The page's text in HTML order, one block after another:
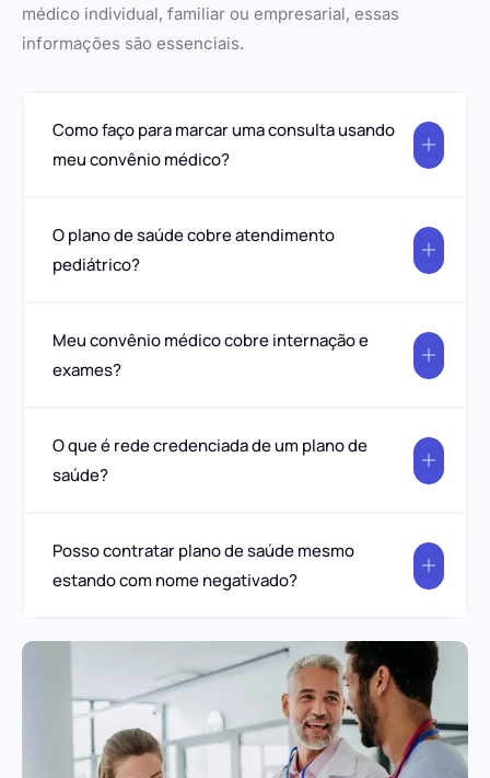
médico individual, familiar ou empresarial, essas
informações são essenciais.
Como faço para marcar uma consulta usando
meu convênio médico?
O plano de saúde cobre atendimento
pediátrico?
Meu convênio médico cobre internação e
exames?
O que é rede credenciada de um plano de
saúde?
Posso contratar plano de saúde mesmo
estando com nome negativado?